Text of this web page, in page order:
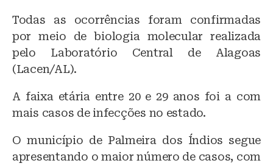
Todas as ocorrências foram confirmadas
por meio de biologia molecular realizada
pelo Laboratório Central de Alagoas
(Lacen/AL).
A faixa etária entre 20 e 29 anos foi a com
mais casos de infecções no estado.
O município de Palmeira dos Índios segue
apresentando o maior número de casos, com